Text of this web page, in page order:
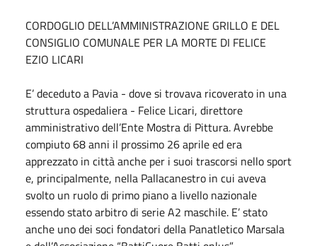
CORDOGLIO DELL’AMMINISTRAZIONE GRILLO E DEL
CONSIGLIO COMUNALE PER LA MORTE DI FELICE
EZIO LICARI
E’ deceduto a Pavia - dove si trovava ricoverato in una
struttura ospedaliera - Felice Licari, direttore
amministrativo dell’Ente Mostra di Pittura. Avrebbe
compiuto 68 anni il prossimo 26 aprile ed era
apprezzato in città anche per i suoi trascorsi nello sport
e, principalmente, nella Pallacanestro in cui aveva
svolto un ruolo di primo piano a livello nazionale
essendo stato arbitro di serie A2 maschile. E’ stato
anche uno dei soci fondatori della Panatletico Marsala